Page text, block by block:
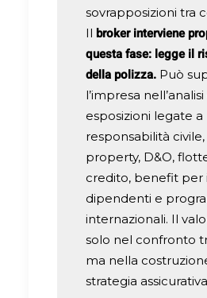
sovrapposizioni tra
Il broker interviene
questa fase: legge il
della polizza. Può
l’impresa
esposizioni legate a
responsabilità
property, D&O,
credito, benefit per i
dipendenti e
internazionali. Il
solo nel confronto
ma nella
strategia